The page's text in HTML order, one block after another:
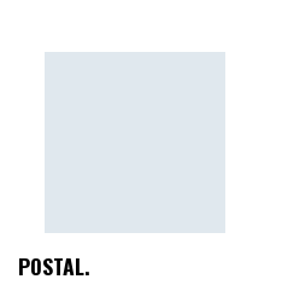
POSTAL.